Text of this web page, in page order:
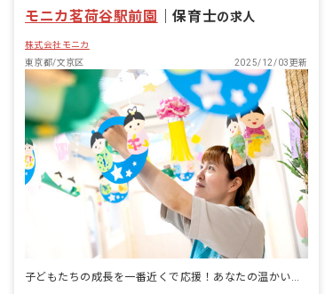
モニカ茗荷谷駅前園 ｜保育士の求人
株式会社モニカ
東京都/文京区
2025/12/03更新
子どもたちの成長を一番近くで応援！あなたの温かい心が輝く場所です